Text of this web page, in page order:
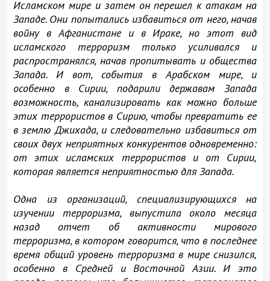
Исламском мире и затем он перешел к атакам на
Западе. Они попытались избавиться от него, начав
войну в Афганистане и в Ираке, но этот вид
исламского терроризм только усиливался и
распространялся, начав пропитывать и общества
Запада. И вот, события в Арабском мире, и
особенно в Сирии, подарили державам Запада
возможность, канализировать как можно больше
этих террористов в Сирию, чтобы превратить ее
в землю Джихада, и следовательно избавиться от
своих двух неприятных конкурентов одновременно:
от этих исламских террористов и от Сирии,
которая является неприятностью для Запада.
Одна из организаций, специализирующихся на
изучении терроризма, выпустила около месяца
назад отчет об активности мирового
терроризма, в котором говорится, что в последнее
время общий уровень терроризма в мире снизился,
особенно в Средней и Восточной Азии. И это